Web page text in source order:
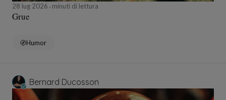
28 lug 2026 minuti di lettura
Grue
Humor
Bernard Ducosson